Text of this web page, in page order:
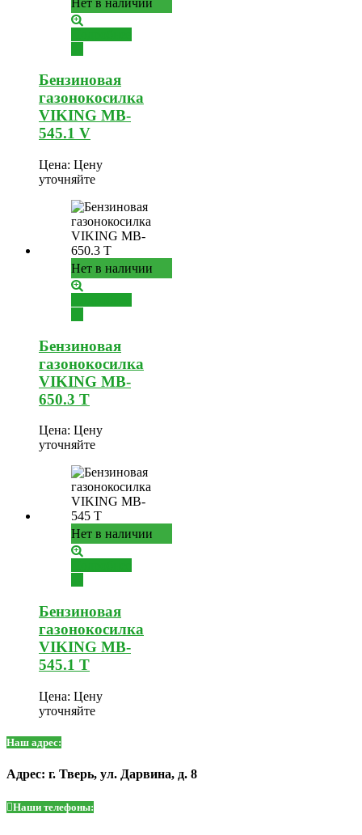
Бензиновая
газонокосилка
VIKING MB-
545.1 V
Цена: Цену
уточняйте
Нет в наличии
Бензиновая
газонокосилка
VIKING MB-
650.3 T
Цена: Цену
уточняйте
Нет в наличии
Бензиновая
газонокосилка
VIKING MB-
545.1 T
Цена: Цену
уточняйте
Наш адрес:
Адрес: г. Тверь, ул. Дарвина, д. 8
Наши телефоны: